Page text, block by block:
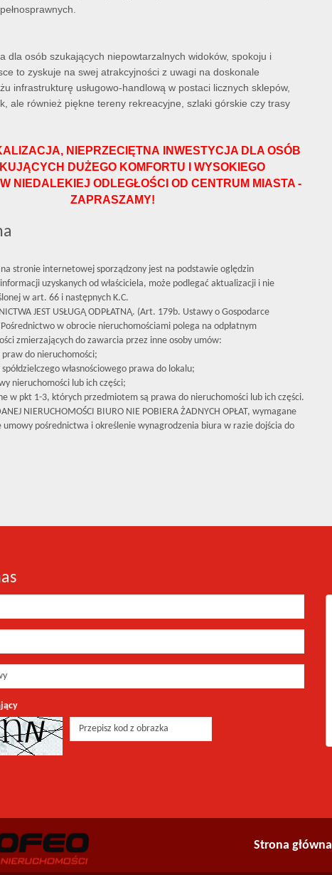
dla osób szukających niepowtarzalnych widoków, spokoju i
to zyskuje na swej atrakcyjności z uwagi na doskonale
infrastrukturę usługowo-handlową w postaci licznych sklepów,
ale również piękne tereny rekreacyjne, szlaki górskie czy trasy
NIEPRZECIĘTNA INWESTYCJA DLA OSÓB
DUŻEGO KOMFORTU I WYSOKIEGO
NIEDALEKIEJ ODLEGŁOŚCI OD CENTRUM MIASTA -
ZAPRASZAMY!
stronie internetowej sporządzony jest na podstawie oględzin
uzyskanych od właściciela, może podlegać aktualizacji i nie
w art. 66 i następnych K.C.
JEST USŁUGĄ ODPŁATNĄ. (Art. 179b. Ustawy o Gospodarce
w obrocie nieruchomościami polega na odpłatnym
zmierzających do zawarcia przez inne osoby umów:
praw do nieruchomości;
własnościowego prawa do lokalu;
nieruchomości lub ich części;
w pkt 1-3, których przedmiotem są prawa do nieruchomości lub ich części.
NIERUCHOMOŚCI BIURO NIE POBIERA ŻADNYCH OPŁAT, wymagane
umowy pośrednictwa i określenie wynagrodzenia biura w razie dojścia do
Strona główna